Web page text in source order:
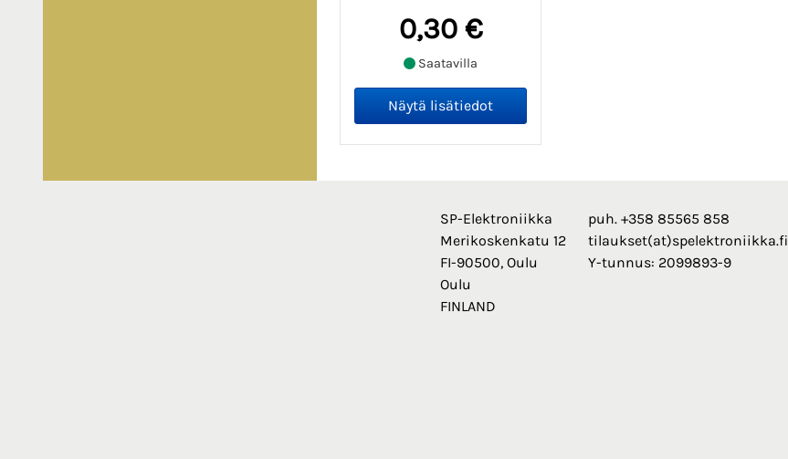
0,30 €
Saatavilla
SP-Elektroniikka
Merikoskenkatu 12
FI-90500, Oulu
Oulu
FINLAND
puh. +358 85565 858
tilaukset(at)spelektroniikka.fi
Y-tunnus: 2099893-9